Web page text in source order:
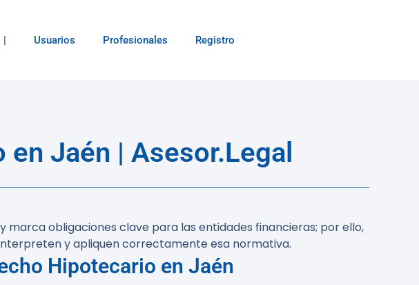
| Usuarios Profesionales Registro
Jaén | Asesor.Legal
marca obligaciones clave para las entidades financieras; por ello,
y apliquen correctamente esa normativa.
Hipotecario en Jaén